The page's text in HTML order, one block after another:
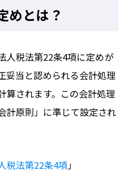
めとは？
人税法第22条4項に定めが
妥当と認められる会計処理
算されます。この会計処理
計原則」に準じて設定され
税法第22条4項 」